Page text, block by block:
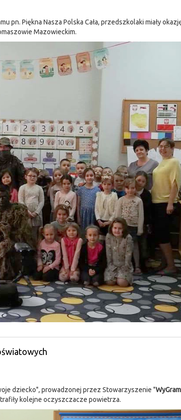
pn. Piękna Nasza Polska Cała, przedszkolaki miały
Mazowieckim.
dziecko", prowadzonej przez Stowarzyszenie "
kolejne oczyszczacze powietrza.